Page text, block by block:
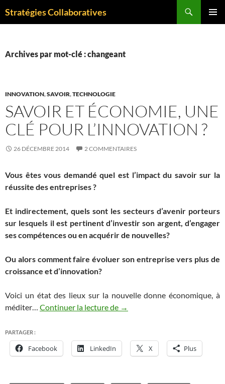
auStratégies Collaboratives
Archives par mot-clé : changeant
INNOVATION,SAVOIR,TECHNOLOGIE
SAVOIR ET ÉCONOMIE, UNE
CLÉ POUR L’INNOVATION ?
26 DÉCEMBRE 2014 2 COMMENTAIRES
Vous êtes vous demandé quel est l’impact du savoir sur la
réussite des entreprises ?
Et indirectement, quels sont les secteurs d’avenir porteurs
sur lesquels il est pertinent d’investir son argent, d’engager
ses compétences ou en acquérir de nouvelles?
Ou alors comment faire évoluer son entreprise vers plus de
croissance et d’innovation?
Voici un état des lieux sur la nouvelle donne économique, à
méditer… Continuer la lecture de Savoir et économie, une clé
→
PARTAGER :
Facebook LinkedIn X Plus